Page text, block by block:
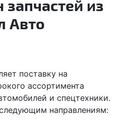
из
Авто
поставку на
ассортимента
и спецтехники.
направлениям: